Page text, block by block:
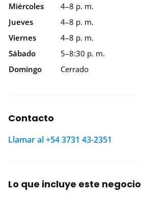
Miércoles
4–8 p. m.
Jueves
4–8 p. m.
Viernes
4–8 p. m.
Sábado
5–8:30 p. m.
Domingo
Cerrado
Contacto
Llamar al +54 3731 43-2351
Lo que incluye este negocio